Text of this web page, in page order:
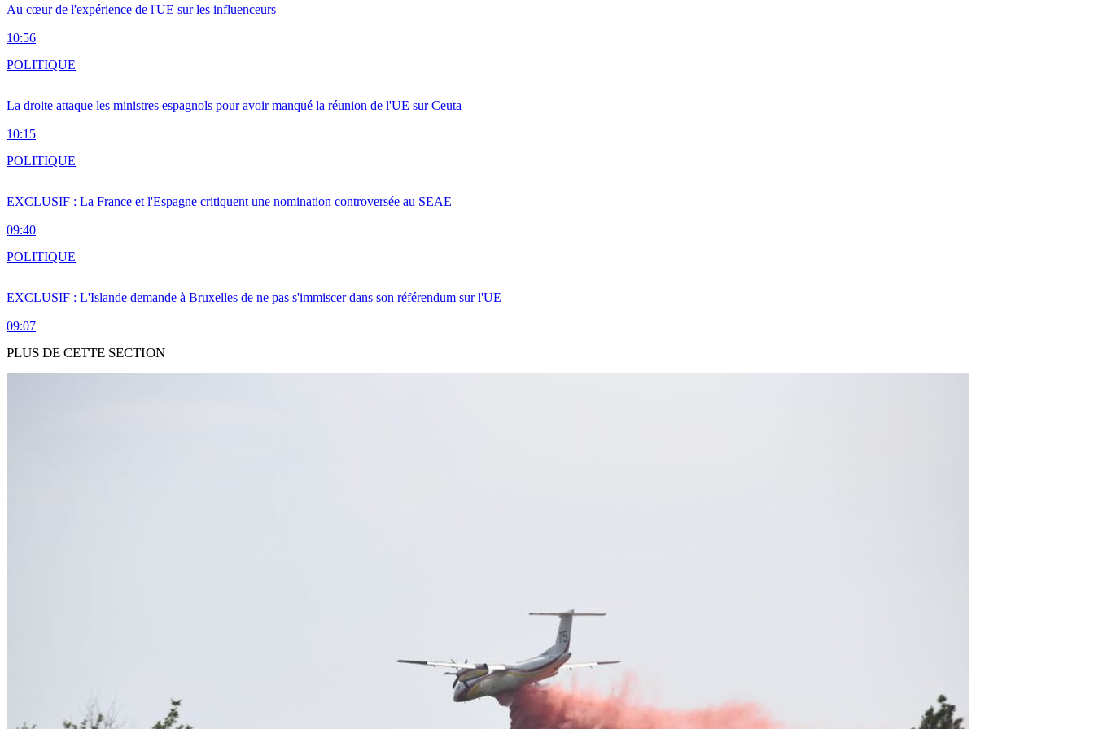
Au cœur de l'expérience de l'UE sur les influenceurs
10:56
La droite attaque les ministres espagnols pour avoir manqué la réunion de l'UE sur Ceuta
10:15
POLITIQUE
EXCLUSIF : La France et l'Espagne critiquent une nomination controversée au SEAE
09:40
POLITIQUE
EXCLUSIF : L'Islande demande à Bruxelles de ne pas s'immiscer dans son référendum sur l'UE
09:07
POLITIQUE
PLUS DE CETTE SECTION